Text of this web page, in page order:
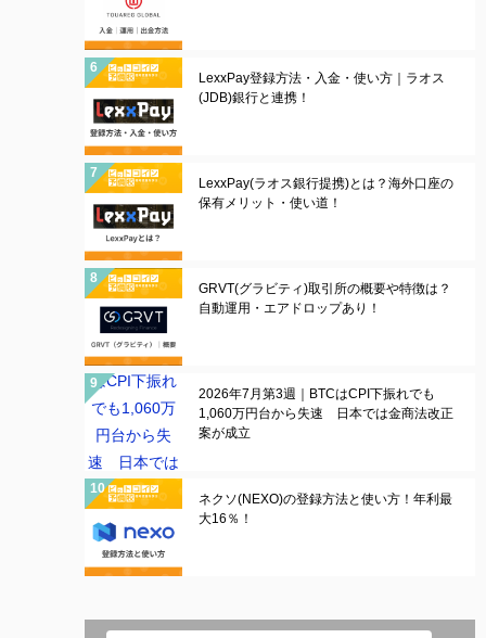
LexxPay登録方法・入金・使い方｜ラオス
(JDB)銀行と連携！
LexxPay(ラオス銀行提携)とは？海外口座の
保有メリット・使い道！
GRVT(グラビティ)取引所の概要や特徴は？
自動運用・エアドロップあり！
2026年7月第3週｜BTCはCPI下振れでも
1,060万円台から失速 日本では金商法改正
案が成立
ネクソ(NEXO)の登録方法と使い方！年利最
大16％！